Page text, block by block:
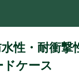
性・耐衝撃
ケース